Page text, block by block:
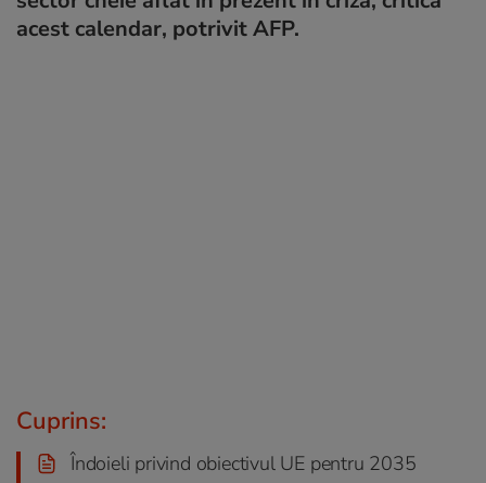
acest calendar, potrivit AFP.
Cuprins:
Îndoieli privind obiectivul UE pentru 2035